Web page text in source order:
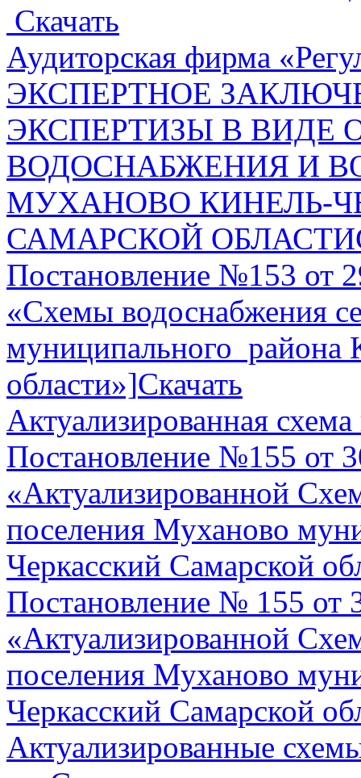
Скачать
Аудиторская фирма
ЭКСПЕРТНОЕ
ЭКСПЕРТИЗЫ В ВИДЕ
ВОДОСНАБЖЕНИЯ И
МУХАНОВО КИНЕЛЬ-
САМАРСКОЙ ОБЛАСТИ
Постановление №153 от
«Схемы водоснабжения
муниципального района
области»]Скачать
Актуализированная
Постановление №155 от
«Актуализированной
поселения Муханово
Черкасский Самарской
Постановление № 155 от
«Актуализированной
поселения Муханово
Черкасский Самарской
Актуализированные